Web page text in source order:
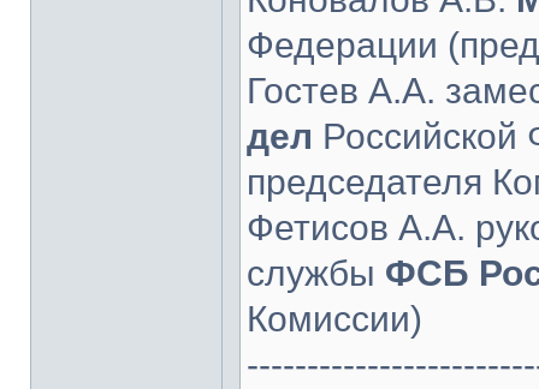
Федерации
Гостев А.А.
дел Российской
председателя
Фетисов А.А.
службы ФСБ
Комиссии)